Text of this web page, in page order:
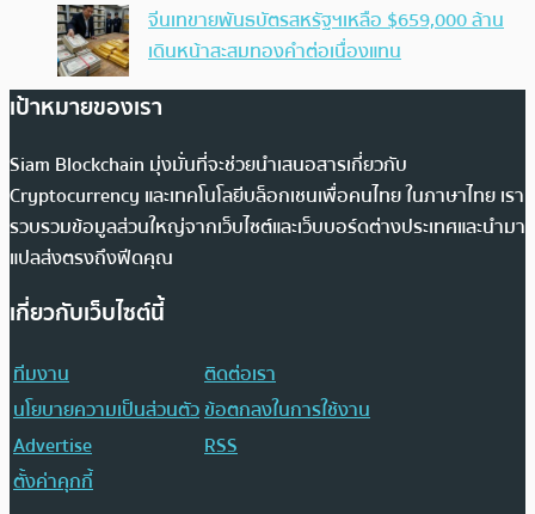
จีนเทขายพันธบัตรสหรัฐฯเหลือ $659,000 ล้าน
เดินหน้าสะสมทองคำต่อเนื่องแทน
เป้าหมายของเรา
Siam Blockchain มุ่งมั่นที่จะช่วยนำเสนอสารเกี่ยวกับ
Cryptocurrency และเทคโนโลยีบล็อกเชนเพื่อคนไทย ในภาษาไทย เรา
รวบรวมข้อมูลส่วนใหญ่จากเว็บไซต์และเว็บบอร์ดต่างประเทศและนำมา
แปลส่งตรงถึงฟีดคุณ
เกี่ยวกับเว็บไซต์นี้
ทีมงาน
ติดต่อเรา
นโยบายความเป็นส่วนตัวข้อตกลงในการใช้งาน
Advertise
RSS
ตั้งค่าคุกกี้